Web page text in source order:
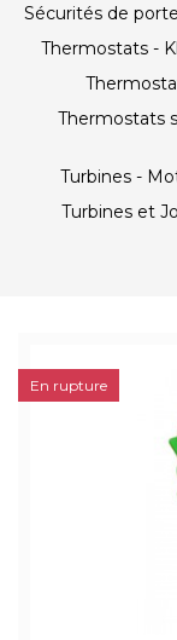
Sécurités de
Thermostats -
Thermostats
Turbines -
Turbines et
En rupture